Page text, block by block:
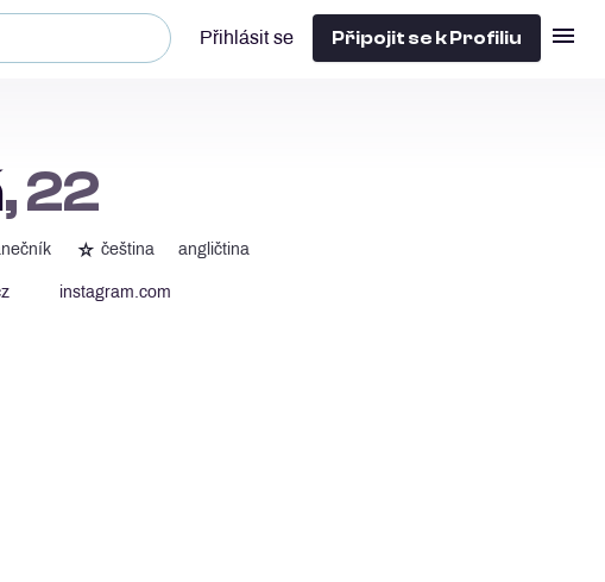
Přihlásit se Připojit se k Profiliu
, 22
☆ čeština angličtina
instagram.com